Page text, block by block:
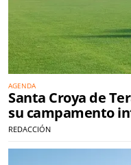
AGENDA
Santa Croya de
su campamento
REDACCIÓN